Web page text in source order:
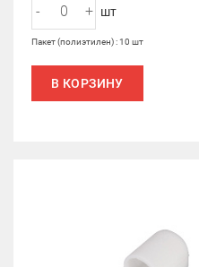
- + шт
Пакет (полиэтилен) : 10 шт
В КОРЗИНУ